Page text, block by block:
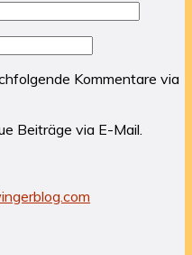
Kommentare via
Beiträge via E-Mail.